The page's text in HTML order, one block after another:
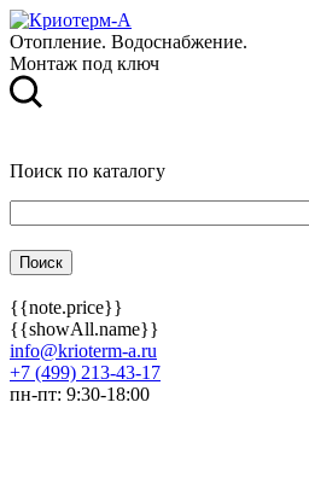
Отопление. Водоснабжение.
Монтаж под ключ
Поиск по каталогу
{{note.price}}
{{showAll.name}}
info@krioterm-a.ru
+7 (499) 213-43-17
пн-пт: 9:30-18:00